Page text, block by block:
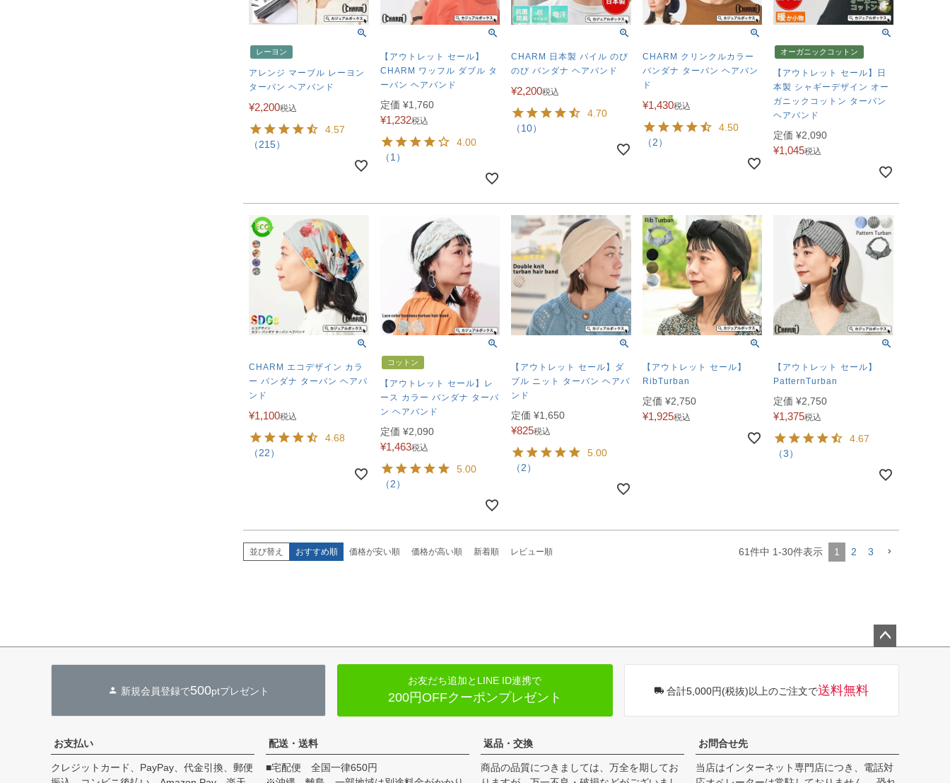
レーヨン
アレンジ マーブル レーヨン
ターバン ヘアバンド
¥2,200税込
4.57
（215）
【アウトレット セール】
CHARM ワッフル ダブル タ
ーバン ヘアバンド
定価 ¥1,760
¥1,232税込
4.00
（1）
CHARM 日本製 パイル のび
のび バンダナ ヘアバンド
¥2,200税込
4.70
（10）
CHARM クリンクルカラー
バンダナ ターバン ヘアバン
ド
¥1,430税込
4.50
（2）
オーガニックコットン
【アウトレット セール】日
本製 シャギーデザイン オー
ガニックコットン ターバン
ヘアバンド
定価 ¥2,090
¥1,045税込
CHARM エコデザイン カラ
ー バンダナ ターバン ヘアバ
ンド
¥1,100税込
4.68
（22）
コットン
【アウトレット セール】レ
ース カラー バンダナ ターバ
ン ヘアバンド
定価 ¥2,090
¥1,463税込
5.00
（2）
【アウトレット セール】ダ
ブル ニット ターバン ヘアバ
ンド
定価 ¥1,650
¥825税込
5.00
（2）
【アウトレット セール】
RibTurban
定価 ¥2,750
¥1,925税込
【アウトレット セール】
PatternTurban
定価 ¥2,750
¥1,375税込
4.67
（3）
並び替え おすすめ順 価格が安い順 価格が高い順 新着順 レビュー順 61件中 1-30件表示 1 2 3
新規会員登録で500ptプレゼント
お友だち追加とLINE ID連携で
200円OFFクーポンプレゼント 合計5,000円(税抜)以上のご注文で送料無料
お支払い
クレジットカード、PayPay、代金引換、郵便
配送・送料
■宅配便 全国一律650円
返品・交換
商品の品質につきましては、万全を期してお
お問合せ先
当店はインターネット専門店につき、電話対